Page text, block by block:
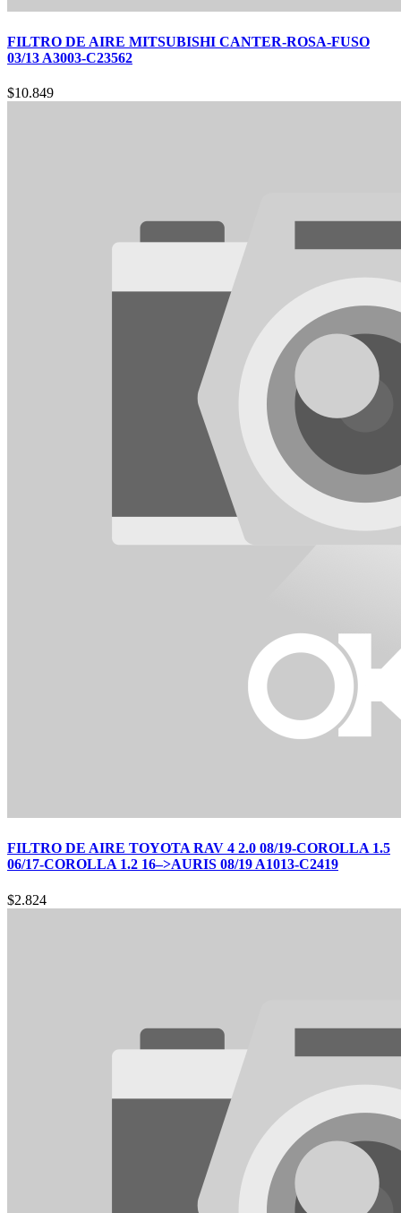
FILTRO DE AIRE MITSUBISHI CANTER-ROSA-FUSO
03/13 A3003-C23562
$10.849
FILTRO DE AIRE TOYOTA RAV 4 2.0 08/19-COROLLA 1.5
06/17-COROLLA 1.2 16–>AURIS 08/19 A1013-C2419
$2.824